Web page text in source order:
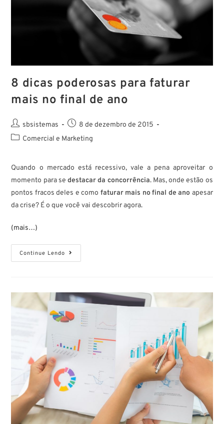
8 dicas poderosas para faturar
mais no final de ano
sbsistemas
8 de dezembro de 2015
Comercial e Marketing
Quando o mercado está recessivo, vale a pena aproveitar o
momento para sedestacar da concorrência. Mas, onde estão os
pontos fracos deles e como faturar mais no final de ano apesar
da crise? É o que você vai descobrir agora.
(mais…)
Continue Lendo